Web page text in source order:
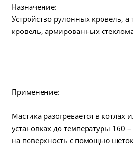
Назначение:
Устройство рулонных кровель, а
кровель, армированных
Применение:
Мастика разогревается в котлах
установках до температуры 160
на поверхность с помощью